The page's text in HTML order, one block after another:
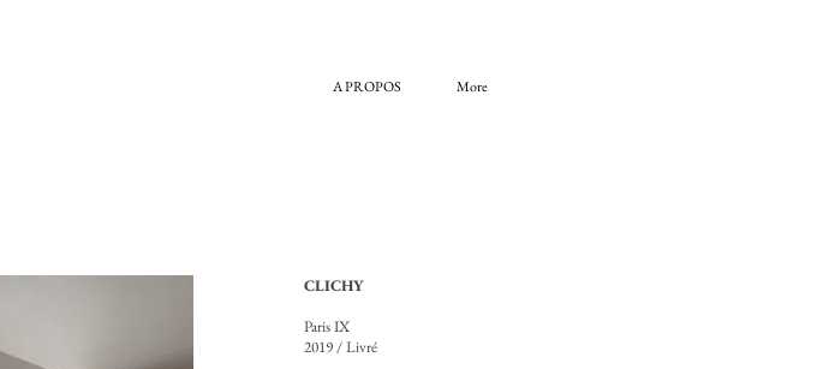
A PROPOS More
CLICHY
Paris IX
2019 / Livré